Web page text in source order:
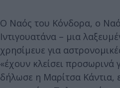
Ο Ναός του Κόνδορα, ο
Ιντιγουατάνα – μια
χρησίμευε για
«έχουν κλείσει προσωρινά
δήλωσε η Μαρίτσα Κάντια,